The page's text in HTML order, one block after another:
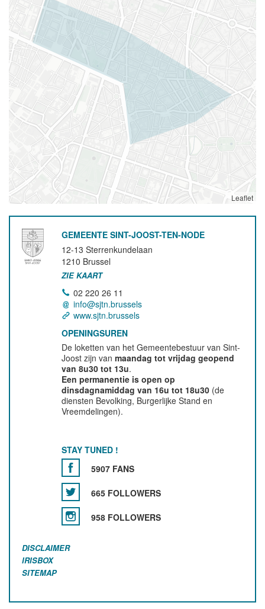
Leaflet
GEMEENTE SINT-JOOST-TEN-NODE
12-13 Sterrenkundelaan
1210 Brussel
ZIE KAART
02 220 26 11
info@sjtn.brussels
www.sjtn.brussels
OPENINGSUREN
De loketten van het Gemeentebestuur van Sint-
Joost zijn vanmaandag tot vrijdag geopend
van 8u30 tot 13u.
Een permanentie is open op
dinsdagnamiddag van 16u tot 18u30 (de
diensten Bevolking, Burgerlijke Stand en
Vreemdelingen).
STAY TUNED !
5907 FANS
665 FOLLOWERS
958 FOLLOWERS
DISCLAIMER
IRISBOX
SITEMAP